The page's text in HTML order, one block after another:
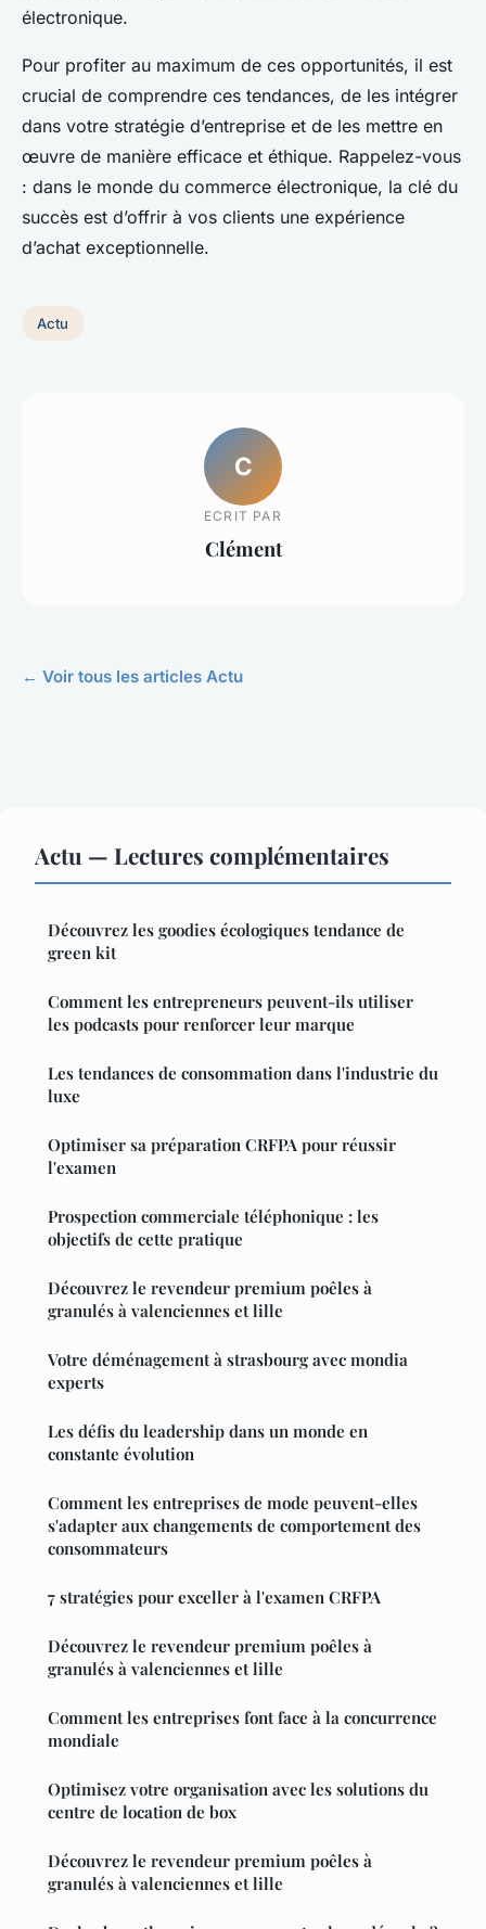
électronique.
Pour profiter au maximum de ces opportunités, il est
crucial de comprendre ces tendances, de les intégrer
dans votre stratégie d’entreprise et de les mettre en
œuvre de manière efficace et éthique. Rappelez-vous
: dans le monde du commerce électronique, la clé du
succès est d’offrir à vos clients une expérience
d’achat exceptionnelle.
Actu
C
ECRIT PAR
Clément
← Voir tous les articles Actu
Actu — Lectures complémentaires
Découvrez les goodies écologiques tendance de
green kit
Comment les entrepreneurs peuvent-ils utiliser
les podcasts pour renforcer leur marque
Les tendances de consommation dans l'industrie du
luxe
Optimiser sa préparation CRFPA pour réussir
l'examen
Prospection commerciale téléphonique : les
objectifs de cette pratique
Découvrez le revendeur premium poêles à
granulés à valenciennes et lille
Votre déménagement à strasbourg avec mondia
experts
Les défis du leadership dans un monde en
constante évolution
Comment les entreprises de mode peuvent-elles
s'adapter aux changements de comportement des
consommateurs
7 stratégies pour exceller à l'examen CRFPA
Découvrez le revendeur premium poêles à
granulés à valenciennes et lille
Comment les entreprises font face à la concurrence
mondiale
Optimisez votre organisation avec les solutions du
centre de location de box
Découvrez le revendeur premium poêles à
granulés à valenciennes et lille